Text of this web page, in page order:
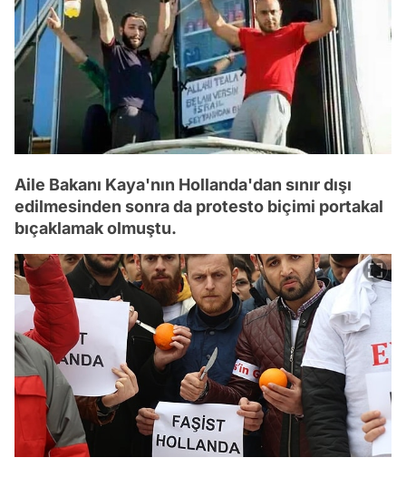
Aile Bakanı Kaya'nın Hollanda'dan sınır dışı
edilmesinden sonra da protesto biçimi portakal
bıçaklamak olmuştu.